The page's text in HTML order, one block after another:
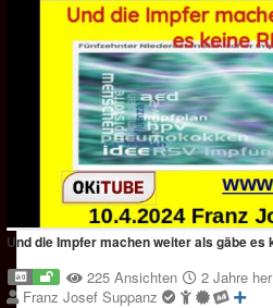
Und die Impfer machen weiter als gäbe es
225 Ansichten
2 Jahre her
Franz Josef Suppanz